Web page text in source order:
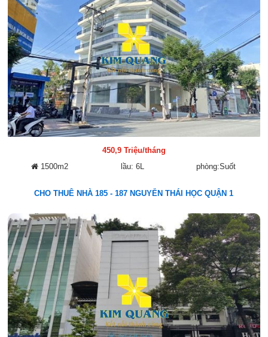
450,9 Triệu/tháng
1500m2
lầu: 6L phòng:Suốt
CHO THUÊ NHÀ 185 - 187 NGUYỄN THÁI HỌC QUẬN 1